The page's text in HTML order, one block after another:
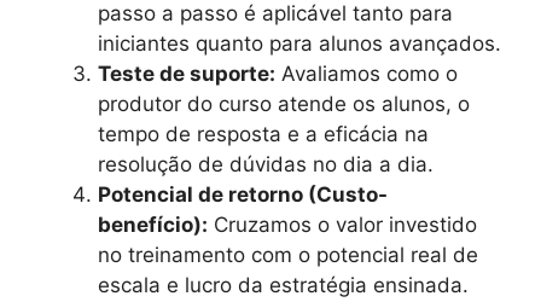
passo a passo é aplicável tanto para
iniciantes quanto para alunos avançados.
Teste de suporte: Avaliamos como o
produtor do curso atende os alunos, o
tempo de resposta e a eficácia na
resolução de dúvidas no dia a dia.
Potencial de retorno (Custo-
benefício): Cruzamos o valor investido
no treinamento com o potencial real de
escala e lucro da estratégia ensinada.